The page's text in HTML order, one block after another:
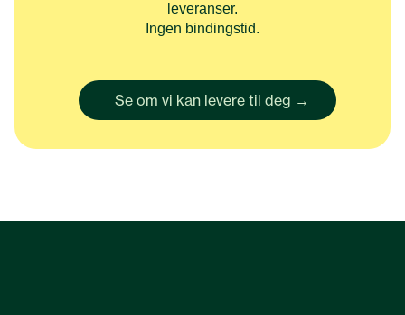
leveranser.
Ingen bindingstid.
Se om vi kan levere til deg →